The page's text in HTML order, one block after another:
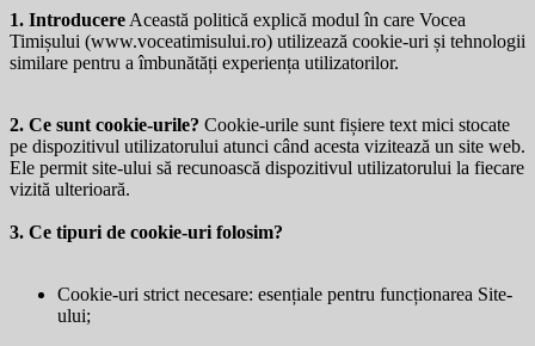
1. Introducere Această politică explică modul în care Vocea
Timișului (www.voceatimisului.ro) utilizează cookie-uri și tehnologii
similare pentru a îmbunătăți experiența utilizatorilor.
2. Ce sunt cookie-urile? Cookie-urile sunt fișiere text mici stocate
pe dispozitivul utilizatorului atunci când acesta vizitează un site web.
Ele permit site-ului să recunoască dispozitivul utilizatorului la fiecare
vizită ulterioară.
3. Ce tipuri de cookie-uri folosim?
Cookie-uri strict necesare: esențiale pentru funcționarea Site-
ului;